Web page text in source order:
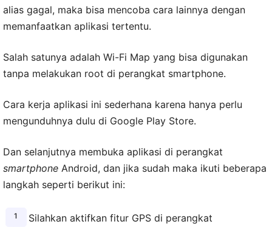
alias gagal, maka bisa mencoba cara lainnya dengan
memanfaatkan aplikasi tertentu.
Salah satunya adalah Wi-Fi Map yang bisa digunakan
tanpa melakukan root di perangkat smartphone.
Cara kerja aplikasi ini sederhana karena hanya perlu
mengunduhnya dulu di Google Play Store.
Dan selanjutnya membuka aplikasi di perangkat
smartphone Android, dan jika sudah maka ikuti beberapa
langkah seperti berikut ini:
Silahkan aktifkan fitur GPS di perangkat